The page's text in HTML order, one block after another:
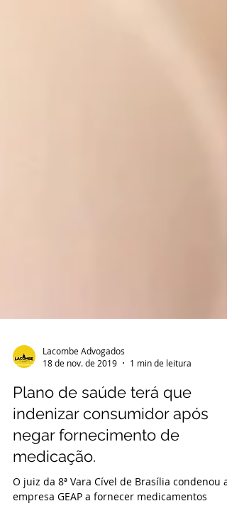
18 de nov. de 2019
1 min de leitura
Plano de saúde terá que
indenizar consumidor após
negar fornecimento de
medicação.